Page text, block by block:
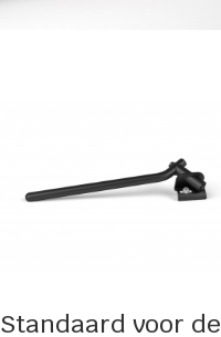
Standaard voor de